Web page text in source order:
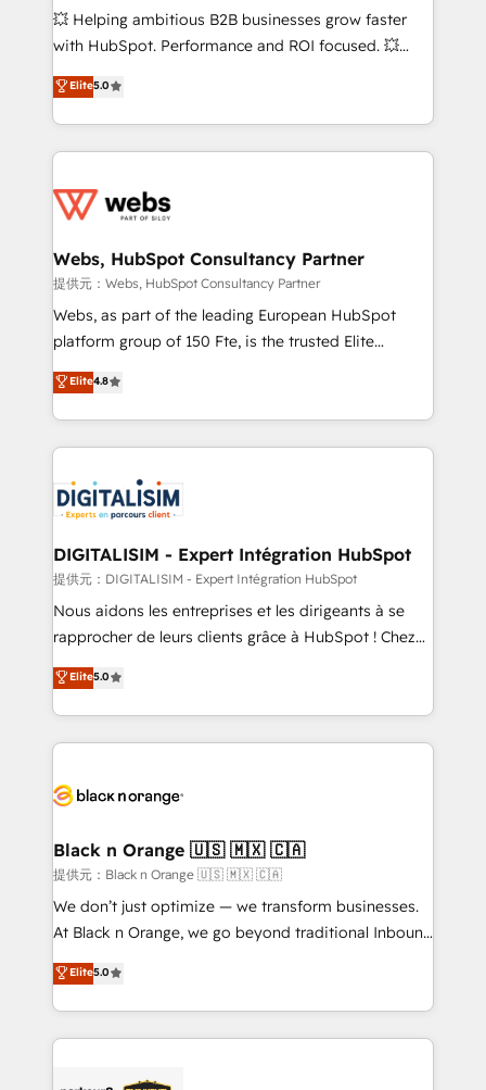
pipeline growth programs • Sales enablement tools
and CRM optimization • Retention strategies with
Execution • 750+ onboardings and 2,000+
implementations • Deep expertise across marketing,
💥 Helping ambitious B2B businesses grow faster
with HubSpot. Performance and ROI focused. 💥
BBD Boom is the HubSpot partner that can help you
to HubSpot Better. We work with your teams to
solve all your HubSpot challenges and improve user
adoption, sales process and marketing results.
the first time 🔧 Designing and optimising your
and build using HubSpot 🔌 Integrating HubSpot
with other systems 🎓 Training your teams to be
HubSpot pros 📊 Lead generation services using
HubSpot Why us? - SIX HubSpot Accreditations -
CRM, Solutions Architecture, Onboarding , Data
Migration, Custom Integration & Platform
team of 25+ experts Contact us today to help you
get more from your investment in HubSpot.
Elite5.0
Webs, HubSpot Consultancy Partner
提供元：Webs, HubSpot Consultancy Partner
Webs, as part of the leading European HubSpot
platform group of 150 Fte, is the trusted Elite
HubSpot CRM Partner offering you a roadmap on
maximizing EBITDA and achieving Commercial
Excellence. With our targeted processes, we
strengthen your digital transformation and minimize
Implementation partner, we provide expertise to
drive your business forward. Since 2015 we are fully
dedicated to HubSpot and with an experienced
team (50+), we work with reputable companies in
B2B sectors such as manufacturing, SaaS and
business services. We prepare a customized
impact of your digital transformation, including a
detailed financial rationale with a focus on ROI and
embark on a transformational journey that sets your
business up for long-term success. Unlock your
business. If not now, when?
Elite4.8
DIGITALISIM - Expert Intégration HubSpot
提供元：DIGITALISIM - Expert Intégration HubSpot
Nous aidons les entreprises et les dirigeants à se
rapprocher de leurs clients grâce à HubSpot ! Chez
DIGITALISIM, nous avons l'intime conviction que la
réussite des entreprises passe par l’innovation web,
le marketing digital, et la relation client ! C'est
pourquoi, nos experts sont à la fois capables de
référencement, votre stratégie digitale et le pilotage
projet HubSpot avec DIGITALISIM : 🧽 Nettoyage,
migration et intégration des bases de données. 🚀
Développement des interfaces avec vos logiciels
métiers ⚙️ Configuration de la plateforme HubSpot
Book Process & Guidelines utilisateurs 🎓
Formations des utilisateurs
Elite5.0
Black n Orange 🇺🇸 🇲🇽 🇨🇦
提供元：Black n Orange 🇺🇸 🇲🇽 🇨🇦
We don’t just optimize — we transform businesses.
At Black n Orange, we go beyond traditional Inbound
Marketing with our exclusive methodologies:
BOOMS and BOOST. Together, they form a powerful
combination that has driven success for over 800
businesses worldwide. As Elite HubSpot Partners, we
Elite5.0